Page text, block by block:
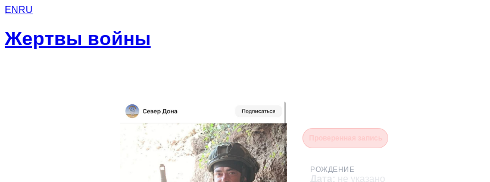
EN RU
Жертвы войны
РОЖДЕНИЕ
Дата: не указано